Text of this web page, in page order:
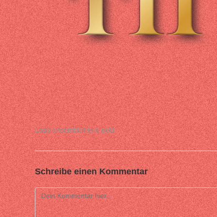
Logo ensembleTityre gold
Schreibe einen Kommentar
Comment